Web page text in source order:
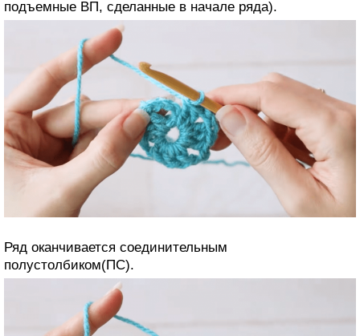
подъемные ВП, сделанные в начале ряда).
Ряд оканчивается соединительным
полустолбиком(ПС).